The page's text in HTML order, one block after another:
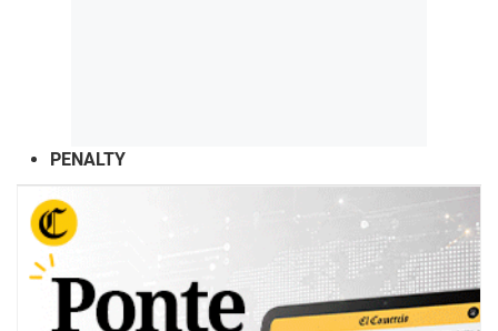
PENALTY